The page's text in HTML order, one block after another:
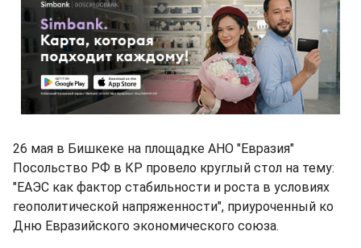
26 мая в Бишкеке на площадке АНО "Евразия"
Посольство РФ в КР провело круглый стол на тему:
"ЕАЭС как фактор стабильности и роста в условиях
геополитической напряженности", приуроченный ко
Дню Евразийского экономического союза.